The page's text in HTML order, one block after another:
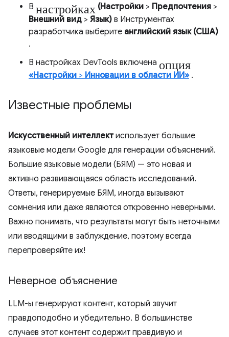
В настройках (Настройки > Предпочтения >
Внешний вид > Язык) в Инструментах
разработчика выберите английский язык (США)
.
В настройках DevTools включена опция
«Настройки > Инновации в области ИИ» .
Известные проблемы
Искусственный интеллектиспользует большие
языковые модели Google для генерации объяснений.
Большие языковые модели (БЯМ) — это новая и
активно развивающаяся область исследований.
Ответы, генерируемые БЯМ, иногда вызывают
сомнения или даже являются откровенно неверными.
Важно понимать, что результаты могут быть неточными
или вводящими в заблуждение, поэтому всегда
перепроверяйте их!
Неверное объяснение
LLM-ы генерируют контент, который звучит
правдоподобно и убедительно. В большинстве
случаев этот контент содержит правдивую и